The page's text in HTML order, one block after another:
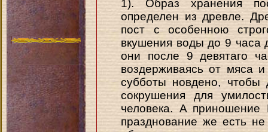
1). Образ хранения
определен из древле.
пост с особенною
вкушения воды до 9 часа
они после 9 девятаго
воздерживаясь от мяса
субботы новдено,
сокрушения для
человека. A приношение
празднование же есть